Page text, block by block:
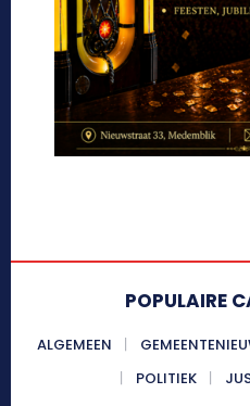
POPULAIRE
ALGEMEEN
POLITIEK